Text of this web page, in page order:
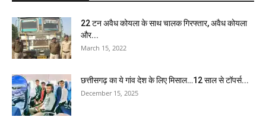
22 टन अवैध कोयला के साथ चालक गिरफ्तार, अवैध कोयला
और...
March 15, 2022
छत्तीसगढ़ का ये गांव देश के लिए मिसाल…12 साल से टॉपर्स...
December 15, 2025